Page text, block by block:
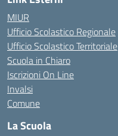
MIUR
Ufficio Scolastico Regionale
Ufficio Scolastico Territoriale
Scuola in Chiaro
Iscrizioni On Line
Invalsi
Comune
La Scuola